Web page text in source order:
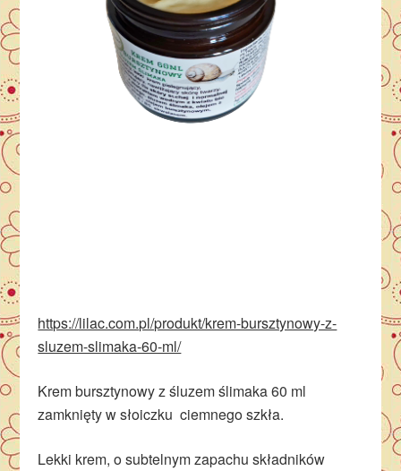
https://lilac.com.pl/produkt/krem-bursztynowy-z-
sluzem-slimaka-60-ml/
Krem bursztynowy z śluzem ślimaka 60 ml
zamknięty w słoiczku ciemnego szkła.
Lekki krem, o subtelnym zapachu składników